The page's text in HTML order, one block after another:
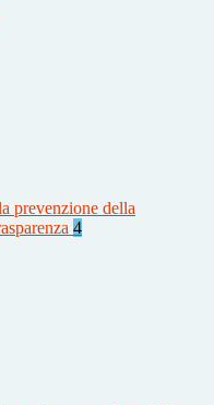
prevenzione della
4